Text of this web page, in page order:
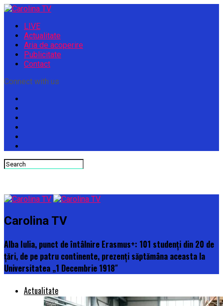
LIVE
Actualitate
Aria de acoperire
Publicitate
Contact
Connect with us
Carolina TV
Alba Iulia, punct de întâlnire Erasmus+: 101 studenți din 20 de
țări, de pe patru continente, prezenți săptămâna aceasta la
Universitatea „1 Decembrie 1918″
Actualitate